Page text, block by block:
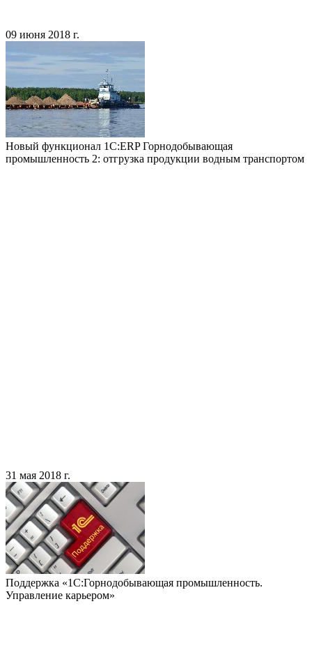
09 июня 2018 г.
Новый функционал 1С:ERP Горнодобывающая
промышленность 2: отгрузка продукции водным транспортом
31 мая 2018 г.
Поддержка «1С:Горнодобывающая промышленность.
Управление карьером»